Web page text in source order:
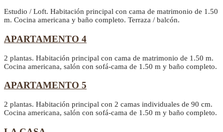
Estudio / Loft. Habitación principal con cama de matrimonio de 1.50
m. Cocina americana y baño completo. Terraza / balcón.
APARTAMENTO 4
2 plantas. Habitación principal con cama de matrimonio de 1.50 m.
Cocina americana, salón con sofá-cama de 1.50 m y baño completo.
APARTAMENTO 5
2 plantas. Habitación principal con 2 camas individuales de 90 cm.
Cocina americana, salón con sofá-cama de 1.50 m y baño completo.